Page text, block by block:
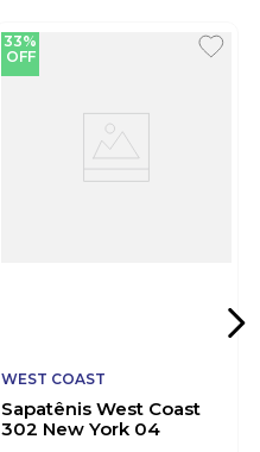
33%
OFF
WEST COAST
Sapatênis West Coast
302 New York 04